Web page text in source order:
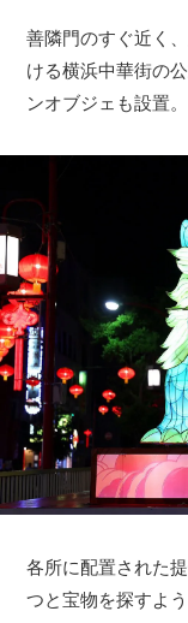
善隣門のすぐ近く
ける横浜中華街の
ンオブジェも設置。
各所に配置された
つと宝物を探すよ